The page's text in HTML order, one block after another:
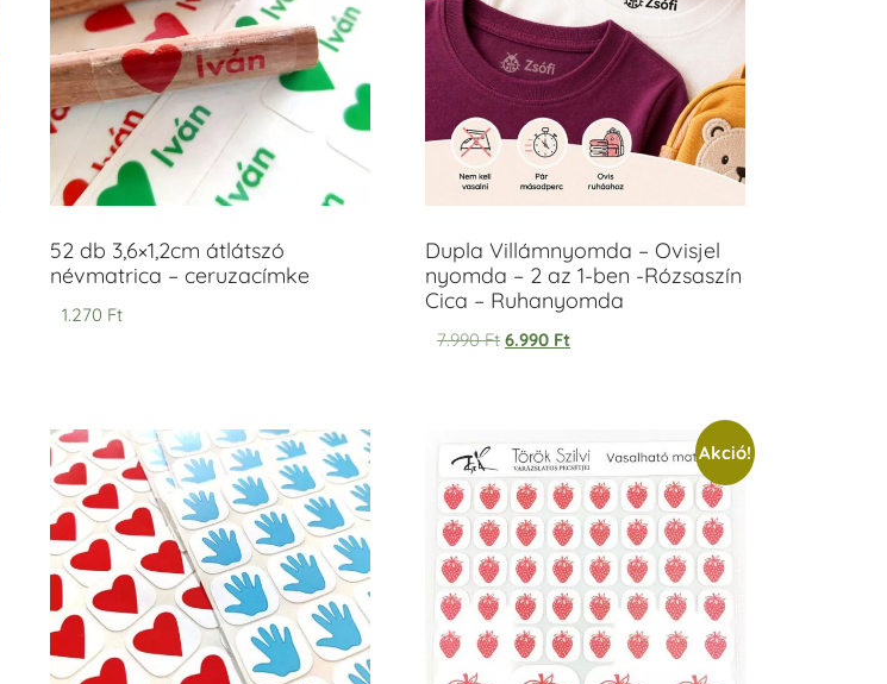
52 db 3,6×1,2cm átlátszó
névmatrica – ceruzacímke
1.270 Ft
Dupla Villámnyomda – Ovisjel
nyomda – 2 az 1-ben -Rózsaszín
Cica – Ruhanyomda
7.990Ft 6.990 Ft
Akció!